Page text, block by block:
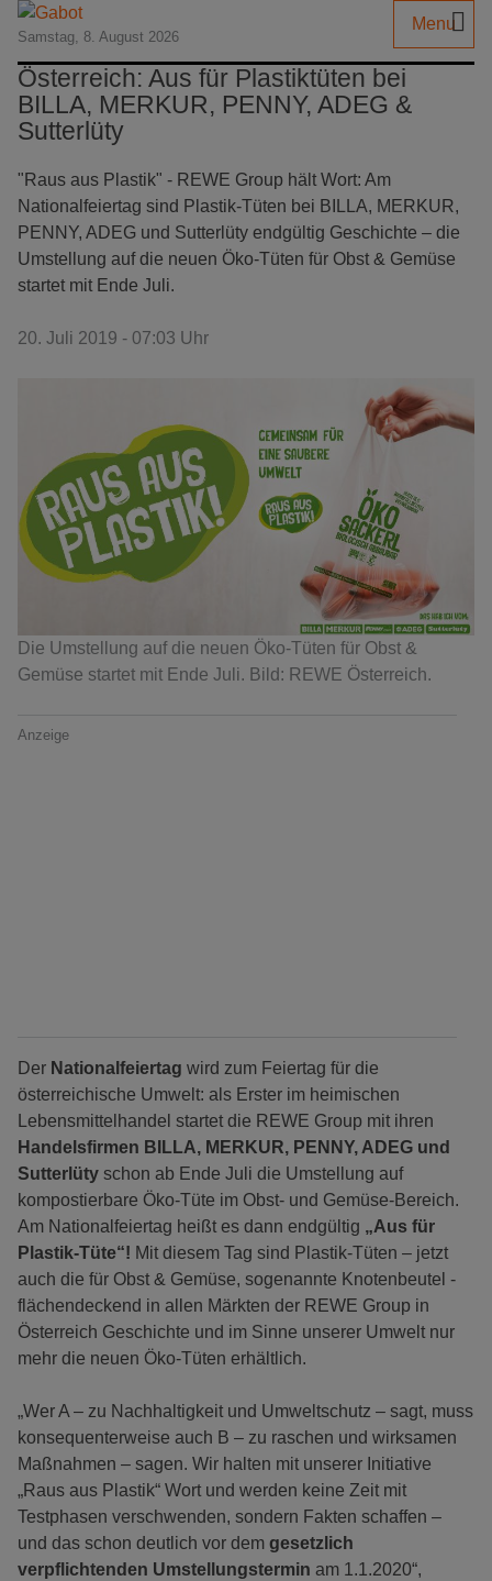
Samstag, 8. August 2026
Menu
Österreich: Aus für Plastiktüten bei
BILLA, MERKUR, PENNY, ADEG &
Sutterlüty
"Raus aus Plastik" - REWE Group hält Wort: Am
Nationalfeiertag sind Plastik-Tüten bei BILLA, MERKUR,
PENNY, ADEG und Sutterlüty endgültig Geschichte – die
Umstellung auf die neuen Öko-Tüten für Obst & Gemüse
startet mit Ende Juli.
20. Juli 2019 - 07:03 Uhr
Die Umstellung auf die neuen Öko-Tüten für Obst &
Gemüse startet mit Ende Juli. Bild: REWE Österreich.
Anzeige
Der Nationalfeiertag wird zum Feiertag für die
österreichische Umwelt: als Erster im heimischen
Lebensmittelhandel startet die REWE Group mit ihren
Handelsfirmen BILLA, MERKUR, PENNY, ADEG und
Sutterlüty schon ab Ende Juli die Umstellung auf
kompostierbare Öko-Tüte im Obst- und Gemüse-Bereich.
Am Nationalfeiertag heißt es dann endgültig „Aus für
Plastik-Tüte“! Mit diesem Tag sind Plastik-Tüten – jetzt
auch die für Obst & Gemüse, sogenannte Knotenbeutel -
flächendeckend in allen Märkten der REWE Group in
Österreich Geschichte und im Sinne unserer Umwelt nur
mehr die neuen Öko-Tüten erhältlich.
„Wer A – zu Nachhaltigkeit und Umweltschutz – sagt, muss
konsequenterweise auch B – zu raschen und wirksamen
Maßnahmen – sagen. Wir halten mit unserer Initiative
„Raus aus Plastik“ Wort und werden keine Zeit mit
Testphasen verschwenden, sondern Fakten schaffen –
und das schon deutlich vor dem gesetzlich
verpflichtenden Umstellungstermin am 1.1.2020“,